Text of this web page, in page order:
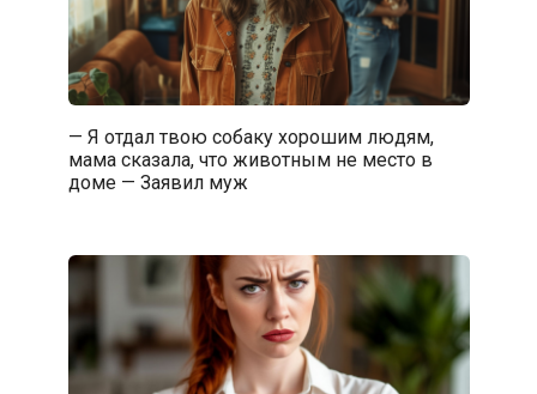
— Я отдал твою собаку хорошим людям,
мама сказала, что животным не место в
доме — Заявил муж